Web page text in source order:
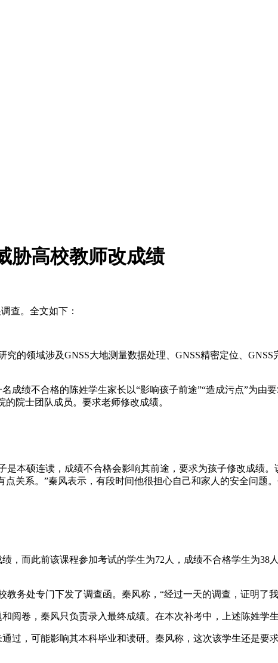
胁高校教师改成绩
查。全文如下：
的领域涉及GNSS大地测量数据处理、GNSS精密定位、
成绩不合格的陈姓学生家长以“影响孩子前途”“造成污点”为由
院士团队成员。要求老师修改成绩。
本硕连读，成绩不合格会影响其前途，要求为孩子修改成绩
关系。”秦风表示，有段时间他很担心自己和家人的安全问题
，而此前该课程参加考试的学生为72人，成绩不合格学生为38
务处专门下发了调查函。秦风称，“经过一天的调查，证明了
阅卷，秦风只负责录入最终成绩。在本次补考中，上述陈姓学
过，可能影响其本科毕业和读研。秦风称，这次该学生还是要